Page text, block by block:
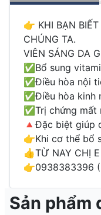
👉 KHI BẠN
CHÚNG TA.
VIÊN SÁNG DA
✅Bổ sung
✅Điều hòa nội
✅Điều hòa kinh
✅Trị chứng mất
🔺️Đặc biệt giúp
👉Khi cơ thể bổ
👍TỪ NAY CHỊ
👉0938383396
Sản phẩm